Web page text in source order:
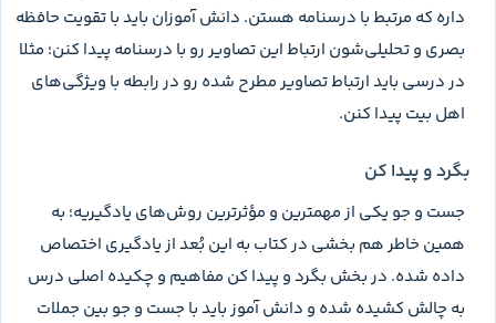
داره که مرتبط با درسنامه هستن. دانش آموزان باید با تقویت حافظه
بصری و تحلیلی‌شون ارتباط این تصاویر رو با درسنامه پیدا کنن؛ مثلا
در درسی باید ارتباط تصاویر مطرح شده رو در رابطه با ویژگی‌های
اهل بیت پیدا کنن.
بگرد و پیدا کن
جست و جو یکی از مهمترین و مؤثرترین روش‌های یادگیریه؛ به
همین خاطر هم بخشی در کتاب به این بُعد از یادگیری اختصاص
داده شده. در بخش بگرد و پیدا کن مفاهیم و چکیده اصلی درس
به چالش کشیده شده و دانش آموز باید با جست و جو بین جملات